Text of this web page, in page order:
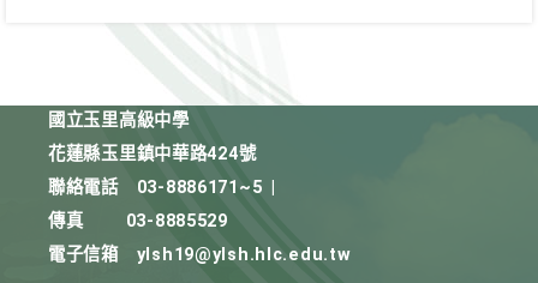
國立玉里高級中學
花蓮縣玉里鎮中華路424號
聯絡電話
03-8886171~5
傳真
03-8885529
電子信箱
ylsh19@ylsh.hlc.edu.tw